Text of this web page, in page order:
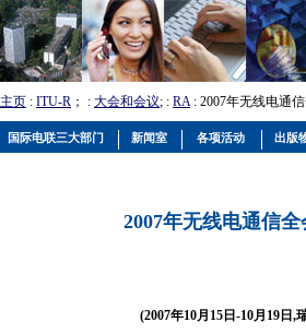
主页 : ITU-R ； : 大会和会议; : RA: 2007年无线电通
2007年无线电通信
(2007年10月15日-10月19日,
国际电联三大部门 新闻室 各项活动 出版